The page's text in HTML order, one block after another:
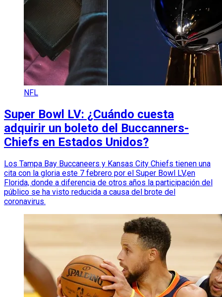
NFL
Super Bowl LV: ¿Cuándo cuesta
adquirir un boleto del Buccanners-
Chiefs en Estados Unidos?
Los Tampa Bay Buccaneers y Kansas City Chiefs tienen una
cita con la gloria este 7 febrero por el Super Bowl LV,en
Florida, donde a diferencia de otros años la participación del
público se ha visto reducida a causa del brote del
coronavirus.